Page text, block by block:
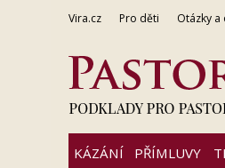
Vira.cz Pro děti Otázky
KÁZÁNÍ PŘÍMLUVY